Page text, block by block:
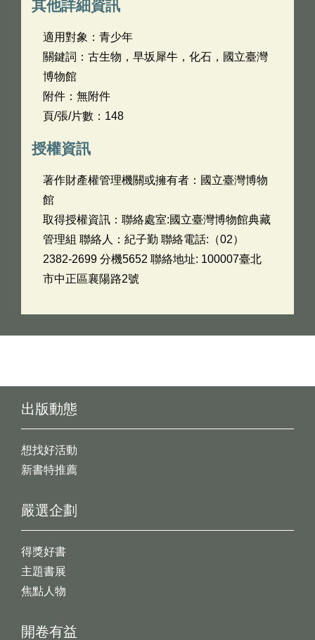
其他詳細資訊
適用對象：青少年
關鍵詞：古生物，早坂犀牛，化石，國立臺灣
博物館
附件：無附件
頁/張/片數：148
授權資訊
著作財產權管理機關或擁有者：國立臺灣博物
館
取得授權資訊：聯絡處室:國立臺灣博物館典藏
管理組 聯絡人：紀子勤 聯絡電話:（02）
2382-2699 分機5652 聯絡地址: 100007臺北
市中正區襄陽路2號
出版動態
想找好活動
新書特推薦
開卷有益
嚴選企劃
得獎好書
主題書展
焦點人物